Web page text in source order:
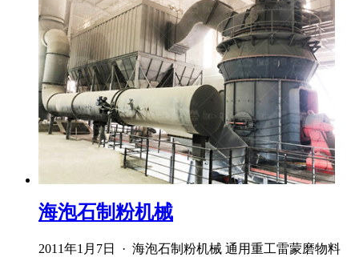
海泡石制粉机械
2011年1月7日 · 海泡石制粉机械 通用重工雷蒙磨物料